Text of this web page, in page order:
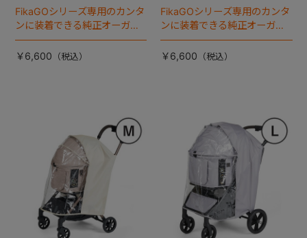
FikaGOシリーズ専用のカンタ
ンに装着できる純正オーガナ
イザー。
￥6,600
FikaGOシリーズ専用のカンタ
ンに装着できる純正オーガナ
イザー。
￥6,600